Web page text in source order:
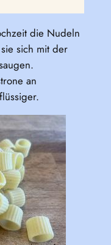
die Nudeln
sich mit der
an